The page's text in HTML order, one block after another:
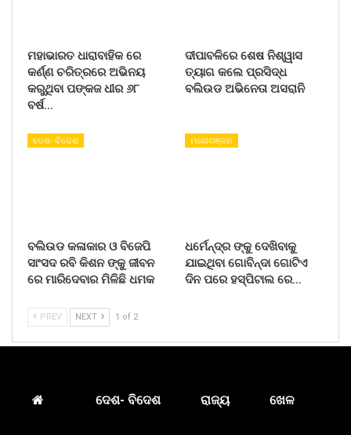
ମହାଭାରତ ଧାରାବାହିକ ରେ
କର୍ଣ୍ଣ ଚରିତ୍ରରେ ଅଭିନୟ
କରୁଥିବା ପଙ୍କଜ ଧୀର ୬୮
ବର୍ଷ…
ଦୀପାବଳିରେ ଶେଷ ନିଶ୍ୱାସ
ତ୍ୟାଗ କଲେ ପ୍ରସିଦ୍ଧ
ବଲିଉଡ ଅଭିନେତା ଅସରାନି
ଦେଶ- ବିଦେଶ
ବଲିଉଡ କଳାକାର ଓ ବିଜେପି
ସାଂସଦ ରବି କିଶନ ଙ୍କୁ ଜୀବନ
ରେ ମାରିଦେବାର ମିଳିଛି ଧମକ
ମନୋରଞ୍ଜନ
ଧର୍ମେନ୍ଦ୍ର ଙ୍କୁ ଦେଖିବାକୁ
ଯାଇଥିବା ଗୋବିନ୍ଦା ଗୋଟିଏ
ଦିନ ପରେ ହସ୍ପିଟାଲ ରେ…
PREV NEXT 1 of 2
ଦେଶ- ବିଦେଶ ରାଜ୍ୟ ଖେଳ